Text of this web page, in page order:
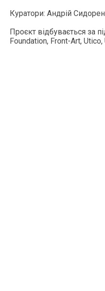
Куратори: Андрій
Проєкт відбувається за
Foundation, Front-Art, Utico,